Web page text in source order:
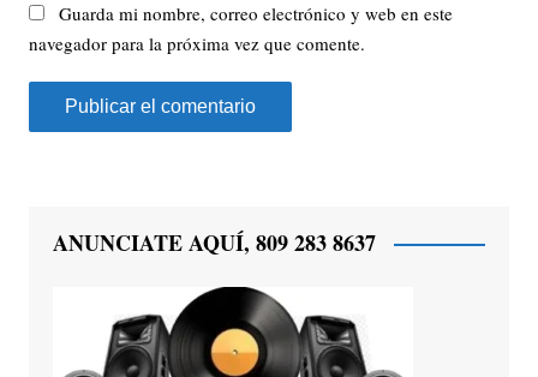
Guarda mi nombre, correo electrónico y web en este
navegador para la próxima vez que comente.
ANUNCIATE AQUÍ, 809 283 8637